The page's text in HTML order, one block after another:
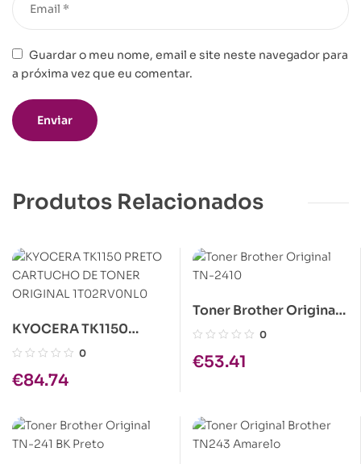
Guardar o meu nome, email e site neste navegador para
a próxima vez que eu comentar.
Produtos Relacionados
KYOCERA TK1150
PRETO CARTUCHO DE
1T02RV0NL0
0
€84.74
Toner Brother Original
TN-2410
0
€53.41